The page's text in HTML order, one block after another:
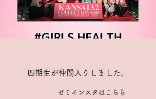
四期生が仲間入りしました。
ゼミインスタはこちら